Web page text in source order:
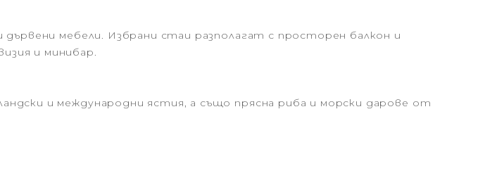
мебели. Избрани стаи разполагат с просторен балкон и
и минибар.
и международни ястия, а също прясна риба и морски дарове от